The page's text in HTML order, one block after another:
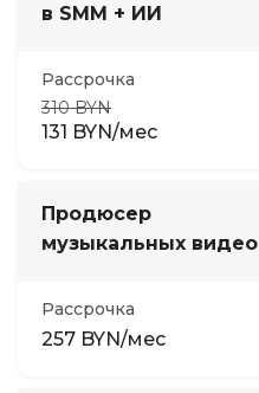
в SMM + ИИ
Рассрочка
310 BYN
131 BYN/мес
Продюсер
музыкальных видео
Рассрочка
257 BYN/мес